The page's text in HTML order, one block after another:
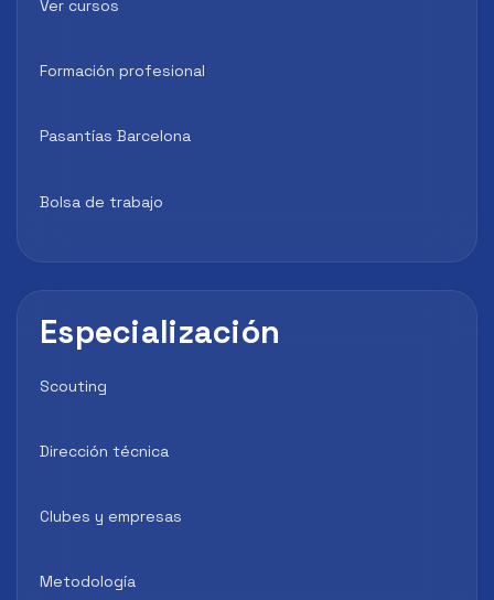
Ver cursos
Formación profesional
Pasantías Barcelona
Bolsa de trabajo
Especialización
Scouting
Dirección técnica
Clubes y empresas
Metodología